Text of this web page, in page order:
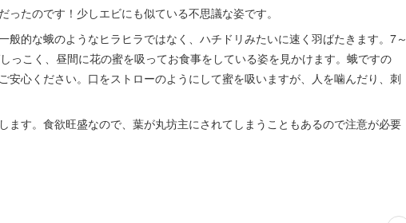
ったのです！少しエビにも似ている不思議な姿です。
般的な蛾のようなヒラヒラではなく、ハチドリみたいに速く羽ばたきます。7～
っこく、昼間に花の蜜を吸ってお食事をしている姿を見かけます。蛾ですの
安心ください。口をストローのようにして蜜を吸いますが、人を噛んだり、刺
ます。食欲旺盛なので、葉が丸坊主にされてしまうこともあるので注意が必要